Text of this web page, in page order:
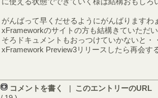
がんばって早くだせるようにがんばりますわ
xFrameworkのサイトの方も結構きていただ
そろドキュメントもおっつけていかないと・
xFramework Preview3リリースしたら再会す
コメントを書く | このエントリーのURL